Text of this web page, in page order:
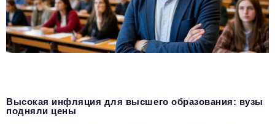
Высокая инфляция для высшего образования: вузы
подняли цены